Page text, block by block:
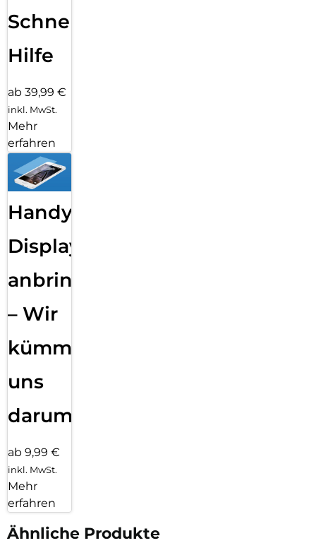
Schnelle
Hilfe
ab 39,99 €
inkl. MwSt.
Mehr
erfahren
Handy
Displayfolie
anbringen
– Wir
kümmern
uns
darum!
ab 9,99 €
inkl. MwSt.
Mehr
erfahren
Ähnliche Produkte